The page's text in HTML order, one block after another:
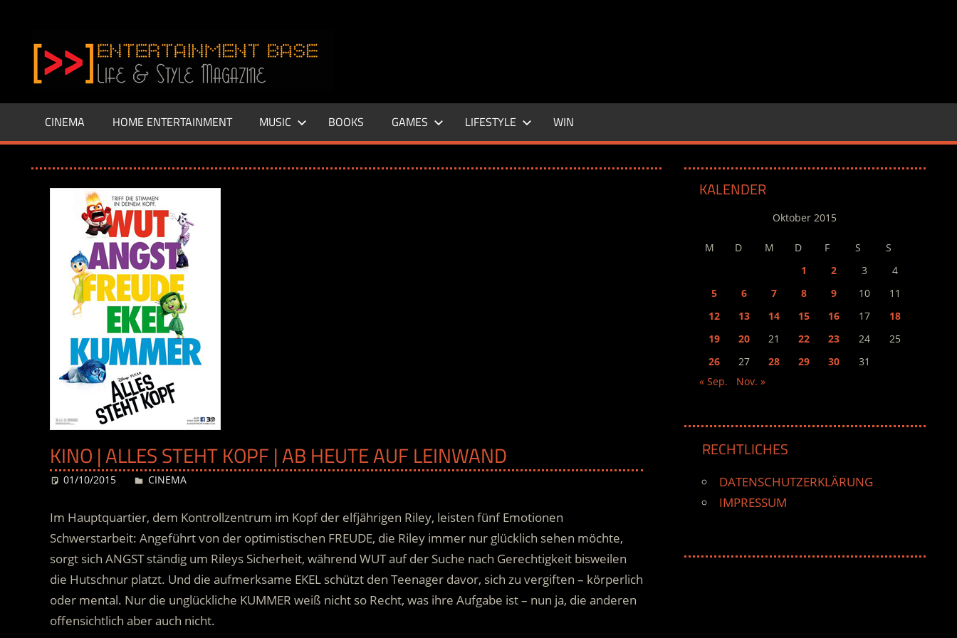
springen
–
LIFE
Base.de
CINEMA HOME ENTERTAINMENT MUSIC BOOKS GAMES LIFESTYLE WIN
KINO | ALLES STEHT KOPF | AB HEUTE AUF LEINWAND
01/10/2015 Desiree
CINEMA
Im Hauptquartier, dem Kontrollzentrum im Kopf der elfjährigen Riley, leisten fünf Emotionen
Schwerstarbeit: Angeführt von der optimistischen FREUDE, die Riley immer nur glücklich sehen möchte,
sorgt sich ANGST ständig um Rileys Sicherheit, während WUT auf der Suche nach Gerechtigkeit bisweilen
die Hutschnur platzt. Und die aufmerksame EKEL schützt den Teenager davor, sich zu vergiften – körperlich
oder mental. Nur die unglückliche KUMMER weiß nicht so Recht, was ihre Aufgabe ist – nun ja, die anderen
offensichtlich aber auch nicht.
KALENDER
Oktober 2015
M D M D F S
S
1
2 3
4
5
6 7 8 9 10
11
12
13 14 15 16 17
18
19
20 21 22 23 24
25
26
27 28 29 30
31
« Sep.
Nov. »
RECHTLICHES
DATENSCHUTZERKLÄRUNG
IMPRESSUM